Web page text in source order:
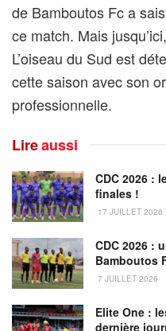
de Bamboutos Fc a
ce match. Mais
L’oiseau du Sud est
cette saison avec son
professionnelle.
Lireaussi
CDC 2026 :
finales !
17 JUILLET 2026
CDC 2026 :
Bamboutos
7 JUILLET 2026
Elite One :
dernière